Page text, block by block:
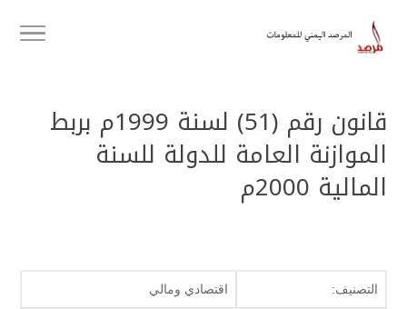
قانون رقم (51) لسنة 1999م بربط
الموازنة العامة للدولة للسنة
المالية 2000م
التصنيف: اقتصادي ومالي